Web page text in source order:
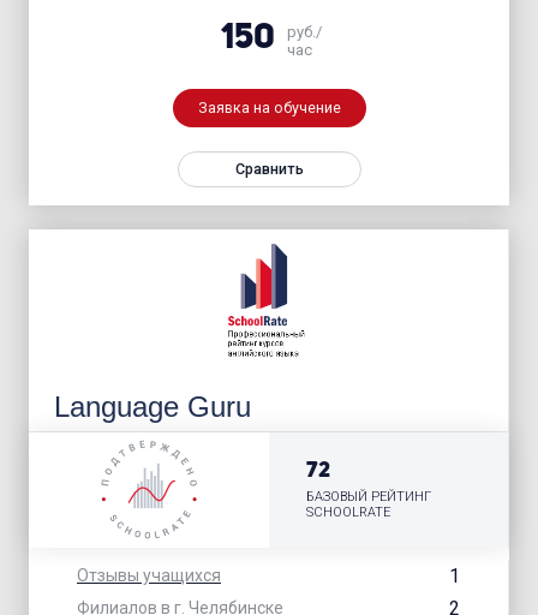
150
руб./
час
Заявка на обучение
Сравнить
Language Guru
Отзывы учащихся 1
Филиалов в г. Челябинске 2
72
БАЗОВЫЙ РЕЙТИНГ
SCHOOLRATE